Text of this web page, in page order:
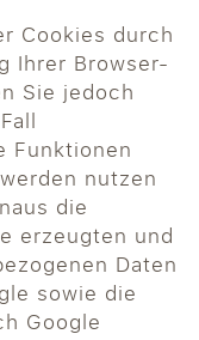
Cookies durch
Ihrer Browser-
Sie jedoch
Funktionen
nutzen
die
erzeugten und
Daten
sowie die
Google